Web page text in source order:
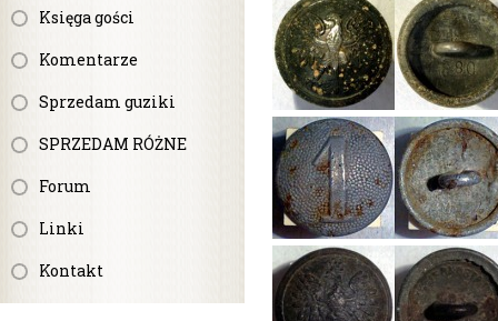
Księga gości
Komentarze
Sprzedam guziki
SPRZEDAM RÓŻNE
Forum
Linki
Kontakt